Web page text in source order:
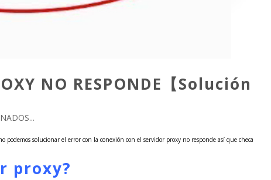
NO RESPONDE【Solución
podemos solucionar el error con la conexión con el servidor proxy no responde así que checa
proxy?